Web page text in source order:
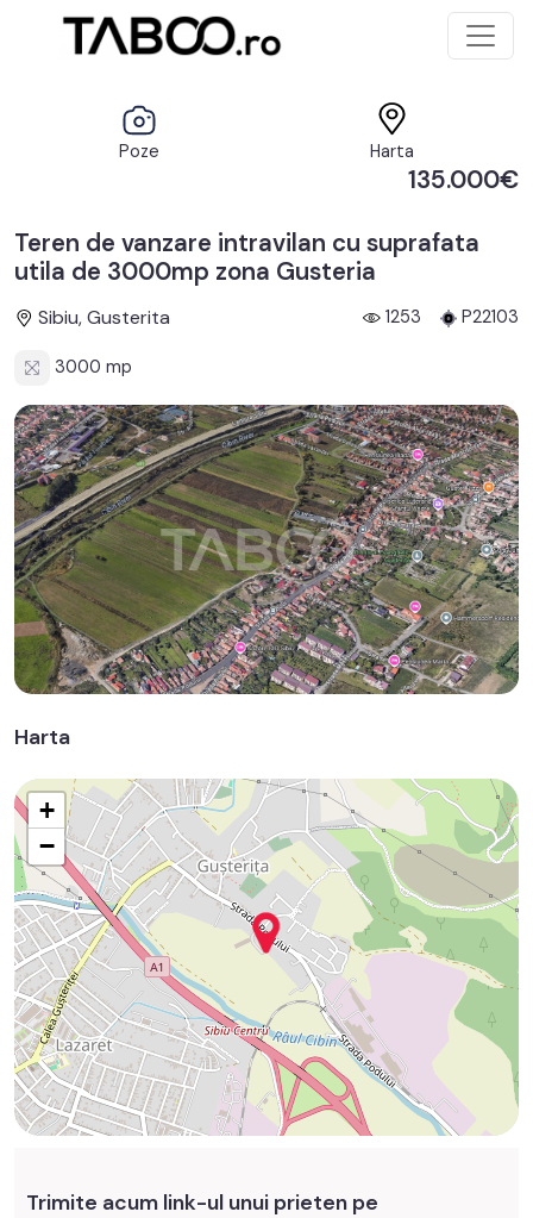
Poze Harta
135.000€
Teren de vanzare intravilan cu suprafata
utila de 3000mp zona Gusteria
Sibiu, Gusterita 1253 P22103
3000 mp
Harta
+
−
Trimite acum link-ul unui prieten pe